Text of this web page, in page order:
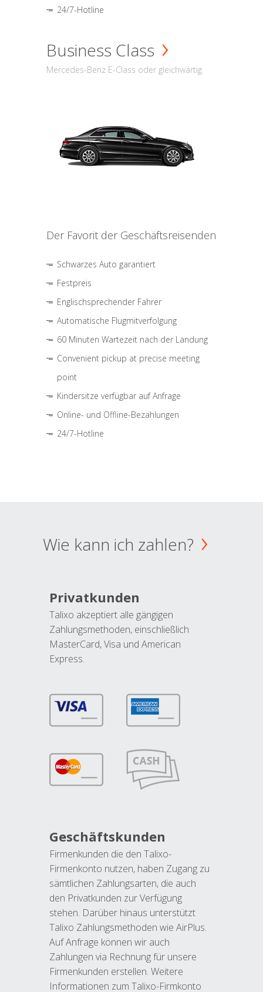
24/7-Hotline
Business Class
Mercedes-Benz E-Class oder gleichwärtig
Der Favorit der Geschäftsreisenden
Schwarzes Auto garantiert
Festpreis
Englischsprechender Fahrer
Automatische Flugmitverfolgung
60 Minuten Wartezeit nach der Landung
Convenient pickup at precise meeting
point
Kindersitze verfügbar auf Anfrage
Online- und Offline-Bezahlungen
24/7-Hotline
Wie kann ich zahlen?
Privatkunden
Talixo akzeptiert alle gängigen
Zahlungsmethoden, einschließlich
MasterCard, Visa und American
Express.
Geschäftskunden
Firmenkunden die den Talixo-
Firmenkonto nutzen, haben Zugang zu
sämtlichen Zahlungsarten, die auch
den Privatkunden zur Verfügung
stehen. Darüber hinaus unterstützt
Talixo Zahlungsmethoden wie AirPlus.
Auf Anfrage können wir auch
Zahlungen via Rechnung für unsere
Firmenkunden erstellen. Weitere
Informationen zum Talixo-Firmkonto